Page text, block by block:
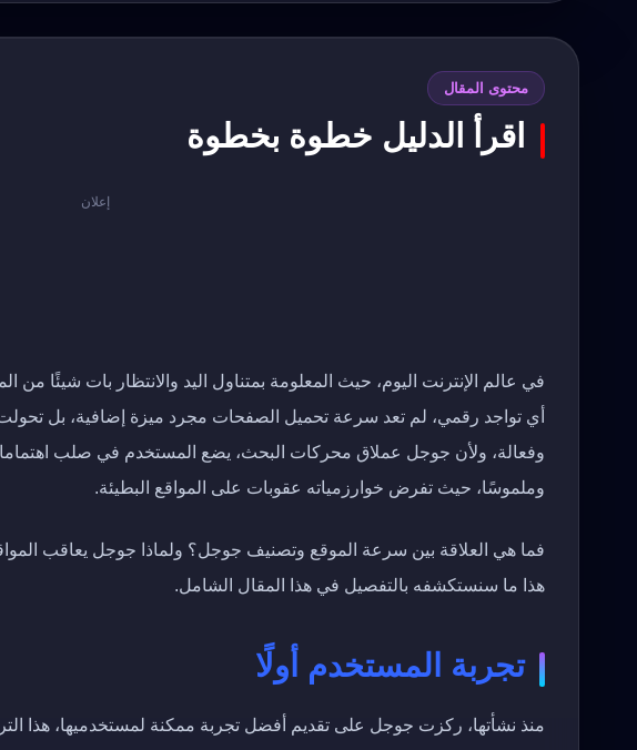
محتوى المقال
اقرأ الدليل خطوة بخطوة
إعلان
في عالم الإنترنت اليوم، حيث المعلومة بمتناول اليد والانتظار بات شيئًا
أي تواجد رقمي، لم تعد سرعة تحميل الصفحات مجرد ميزة إضافية، بل
وملموسًا، حيث تفرض خوارزمياته عقوبات على المواقع البطيئة.
فما هي العلاقة بين سرعة الموقع وتصنيف جوجل؟ ولماذا جوجل يعاقب
هذا ما سنستكشفه بالتفصيل في هذا المقال الشامل.
تجربة المستخدم أولًا
منذ نشأتها، ركزت جوجل على تقديم أفضل تجربة ممكنة لمستخدميها، هذا